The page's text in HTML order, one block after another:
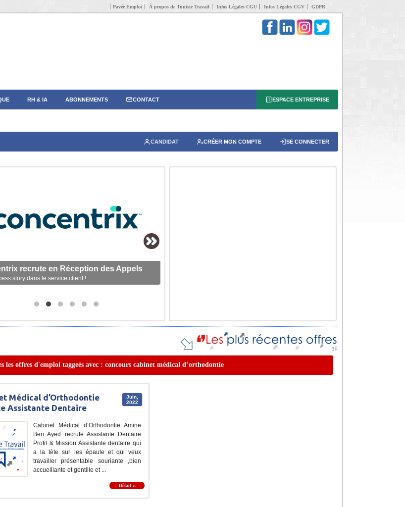
Pavée Emploi À propos de Tunisie Travail Infos Légales CGU Infos Légales CGV GDPR
RH & IA ABONNEMENTS CONTACT ESPACE ENTREPRISE
CANDIDAT CRÉER MON COMPTE SE CONNECTER
recrute en Réception des Appels
story dans le service client !
les offres d'emploi taggeés avec : concours cabinet médical d’orthodontie
Juin,
2022
Médical d’Orthodontie
Assistante Dentaire
Cabinet Médical d’Orthodontie Amine
Ben Ayed recrute Assistante Dentaire
Profil & Mission Assistante dentaire qui
a la tète sur les épaule et qui veux
travailler présentable souriante ,bien
accueillante et gentille et ...
Détail ››